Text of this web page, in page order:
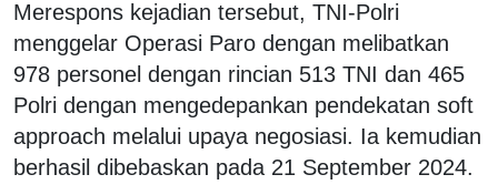
Merespons kejadian tersebut, TNI-Polri
menggelar Operasi Paro dengan melibatkan
978 personel dengan rincian 513 TNI dan 465
Polri dengan mengedepankan pendekatan soft
approach melalui upaya negosiasi. Ia kemudian
berhasil dibebaskan pada 21 September 2024.